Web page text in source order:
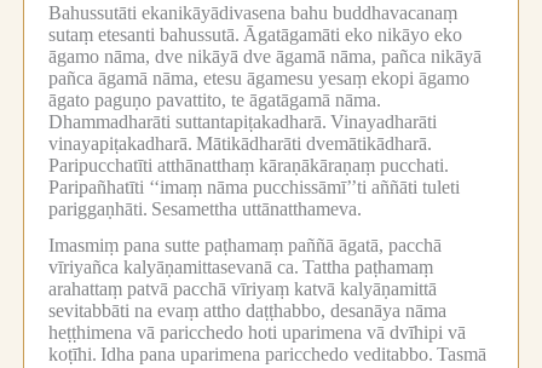
Bahussutāti ekanikāyādivasena bahu buddhavacanaṃ
sutaṃ etesanti bahussutā. Āgatāgamāti eko nikāyo eko
āgamo nāma, dve nikāyā dve āgamā nāma, pañca nikāyā
pañca āgamā nāma, etesu āgamesu yesaṃ ekopi āgamo
āgato paguṇo pavattito, te āgatāgamā nāma.
Dhammadharāti suttantapiṭakadharā. Vinayadharāti
vinayapiṭakadharā. Mātikādharāti dvemātikādharā.
Paripucchatīti atthānatthaṃ kāraṇākāraṇaṃ pucchati.
Paripañhatīti ‘‘imaṃ nāma pucchissāmī’’ti aññāti tuleti
pariggaṇhāti. Sesamettha uttānatthameva.
Imasmiṃ pana sutte paṭhamaṃ paññā āgatā, pacchā
vīriyañca kalyāṇamittasevanā ca. Tattha paṭhamaṃ
arahattaṃ patvā pacchā vīriyaṃ katvā kalyāṇamittā
sevitabbāti na evaṃ attho daṭṭhabbo, desanāya nāma
heṭṭhimena vā paricchedo hoti uparimena vā dvīhipi vā
koṭīhi. Idha pana uparimena paricchedo veditabbo. Tasmā